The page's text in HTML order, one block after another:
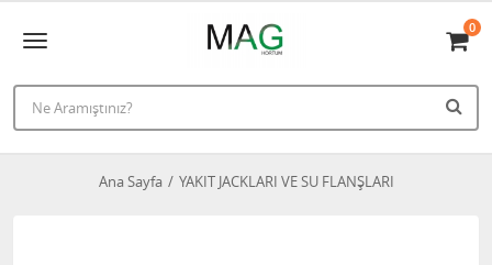
0
Ana Sayfa YAKIT JACKLARI VE SU FLANŞLARI